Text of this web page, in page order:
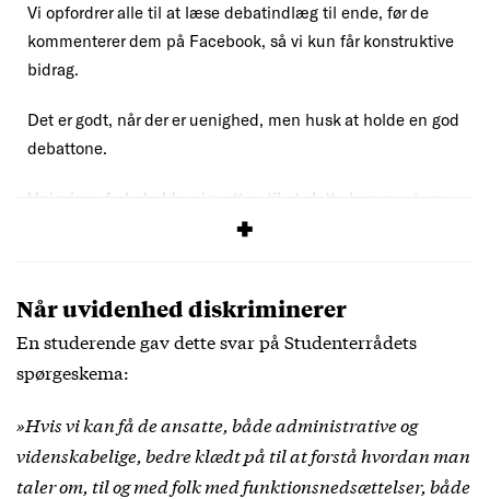
Vi opfordrer alle til at læse debatindlæg til ende, før de
kommenterer dem på Facebook, så vi kun får konstruktive
bidrag.
Det er godt, når der er uenighed, men husk at holde en god
debattone.
Uniavisen forbeholder sig retten til at slette kommentarer,
debatregler
Når uvidenhed diskriminerer
En studerende gav dette svar på Studenterrådets
spørgeskema:
»Hvis vi kan få de ansatte, både administrative og
videnskabelige, bedre klædt på til at forstå hvordan man
taler om, til og med folk med funktionsnedsættelser, både